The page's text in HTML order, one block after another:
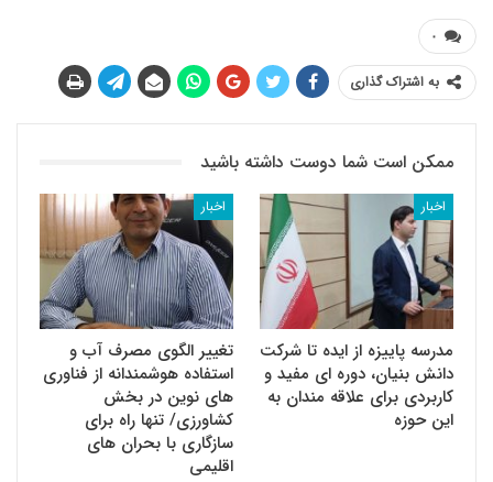
۰
به اشتراک گذاری
ممکن است شما دوست داشته باشید
اخبار
مدرسه پاییزه از ایده تا شرکت
دانش بنیان، دوره ای مفید و
کاربردی برای علاقه مندان به
این حوزه
اخبار
تغییر الگوی مصرف آب و
استفاده هوشمندانه از فناوری
های نوین در بخش
کشاورزی/ تنها راه برای
سازگاری با بحران های
اقلیمی